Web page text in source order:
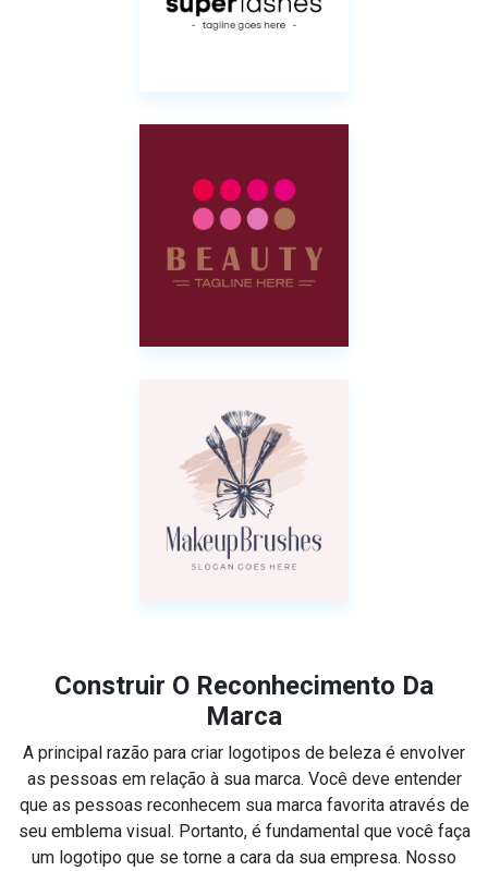
Construir O Reconhecimento Da
Marca
A principal razão para criar logotipos de beleza é envolver
as pessoas em relação à sua marca. Você deve entender
que as pessoas reconhecem sua marca favorita através de
seu emblema visual. Portanto, é fundamental que você faça
um logotipo que se torne a cara da sua empresa. Nosso